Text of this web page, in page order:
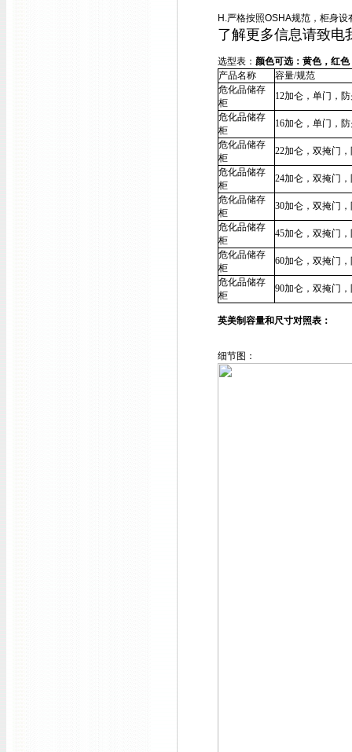
H.严格按照OSHA规范，柜身
了解更多信息请致电
选型表： 颜色可选：黄色，红
产品名称
容量/规范
危化品储存
柜
12加仑，单门，
危化品储存
柜
16加仑，单门，
危化品储存
柜
22加仑，双掩门 ，
危化品储存
柜
24加仑，双掩门 ，
危化品储存
柜
30加仑，双掩门 ，
危化品储存
柜
45加仑，双掩门 ，
危化品储存
柜
60加仑，双掩门 ，
危化品储存
柜
90加仑，双掩门 ，
英美制容量和尺寸对照表：
细节图：